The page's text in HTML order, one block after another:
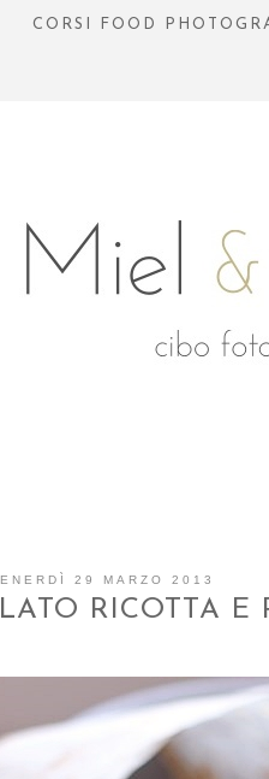
CORSI FOOD
29 MARZO 2013
RICOTTA E